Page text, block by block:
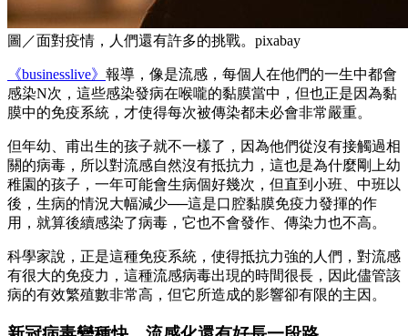
圖／面對疫情，人們還有許多的挑戰。pixabay
《businesslive》 報導，像是流感，每個人在他們的一生中都會
感染N次，這些感染發病在喉嚨的黏膜當中，但也正是因為黏
膜中的免疫系統，才使得每次被傳染都未必會非常嚴重。
但年幼、甫出生的孩子就不一樣了，因為他們從沒有接觸過相
關的病毒，所以對流感自然沒有抵抗力，這也是為什麼剛上幼
稚園的孩子，一年可能會生病個好幾次，但直到小班、中班以
後，生病的情況大幅減少──這是口腔黏膜免疫力發揮的作
用，就算後續感染了病毒，它也不會發作、傳染力也不高。
科學家說，正是這種免疫系統，使得抵抗力強的人們，對流感
有很大的免疫力，這種流感病毒出現的時間很長，因此儘管該
病的有效繁殖數非常高，但它所造成的影響卻有限的主因。